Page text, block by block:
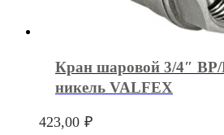
Кран шаровой 3/4″
никель VALFEX
423,00 ₽